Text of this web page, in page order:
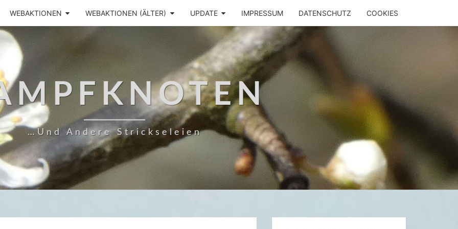
WEBAKTIONEN WEBAKTIONEN (ÄLTER) UPDATE IMPRESSUM DATENSCHUTZ COOKIES
…und Andere Strickseleien